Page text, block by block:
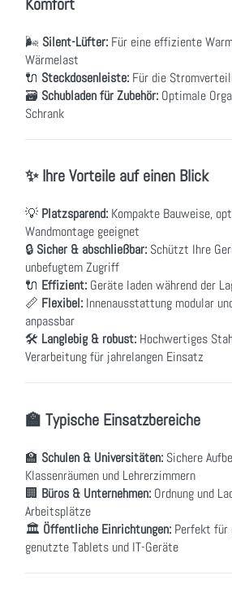
Komfort
🌬 Silent-Lüfter: Für eine effiziente
Wärmelast
🔌 Steckdosenleiste: Für die
🗃 Schubladen für Zubehör: Optimale
Schrank
✨ Ihre Vorteile auf einen Blick
💡 Platzsparend: Kompakte Bauweise,
Wandmontage geeignet
🔒 Sicher & abschließbar: Schützt Ihre
unbefugtem Zugriff
🔌 Effizient: Geräte laden während der
📏 Flexibel: Innenausstattung modular
anpassbar
🛠 Langlebig & robust: Hochwertiges
Verarbeitung für jahrelangen Einsatz
🏫 Typische Einsatzbereiche
🏫 Schulen & Universitäten: Sichere
Klassenräumen und Lehrerzimmern
🏢 Büros & Unternehmen: Ordnung und
Arbeitsplätze
🏛 Öffentliche Einrichtungen: Perfekt für
genutzte Tablets und IT-Geräte